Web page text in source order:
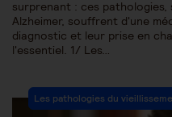
surprenant : ces
Alzheimer, souffrent d'une
diagnostic et leur prise en
l'essentiel. 1/ Les…
Post
Category:
Les pathologies du